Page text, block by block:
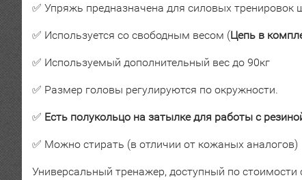
✅ Упряжь предназначена для силовых
✅ Используется со свободным весом (Цепь в
✅ Используемый дополнительный вес до 90кг
✅ Размер головы регулируются по окружности.
✅ Есть полукольцо на затылке для работы с
✅ Можно стирать (в отличии от кожаных аналогов)
Универсальный тренажер, доступный по стоимости